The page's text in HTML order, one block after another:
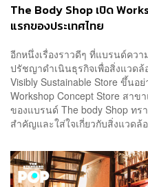
The Body Shop เปิด
แรกของประเทศไทย
อีกหนึ่งเรื่องราวดีๆ ที่แบรนด์ควา
ปรัชญาดำเนินธุรกิจเพื่อสิ่งแวด
Visibly Sustainable Store ขึ้นอ
Workshop Concept Store สา
ของแบรนด์ The body Shop ท
สำคัญและใส่ใจเกี่ยวกับสิ่งแวดล้